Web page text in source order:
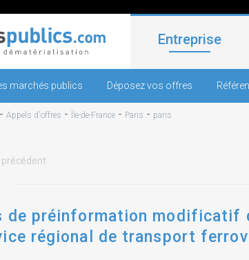
Entreprise
marchés publics Déposez vos offres
- Appels d'offres - Île-de-France - Paris - paris
précédent
de préinformation modificatif
régional de transport